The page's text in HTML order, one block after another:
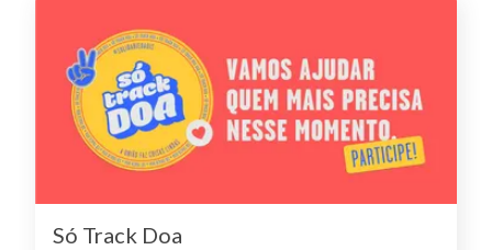
Só Track Doa